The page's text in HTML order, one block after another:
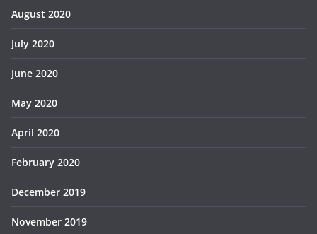
August 2020
July 2020
June 2020
May 2020
April 2020
February 2020
December 2019
November 2019